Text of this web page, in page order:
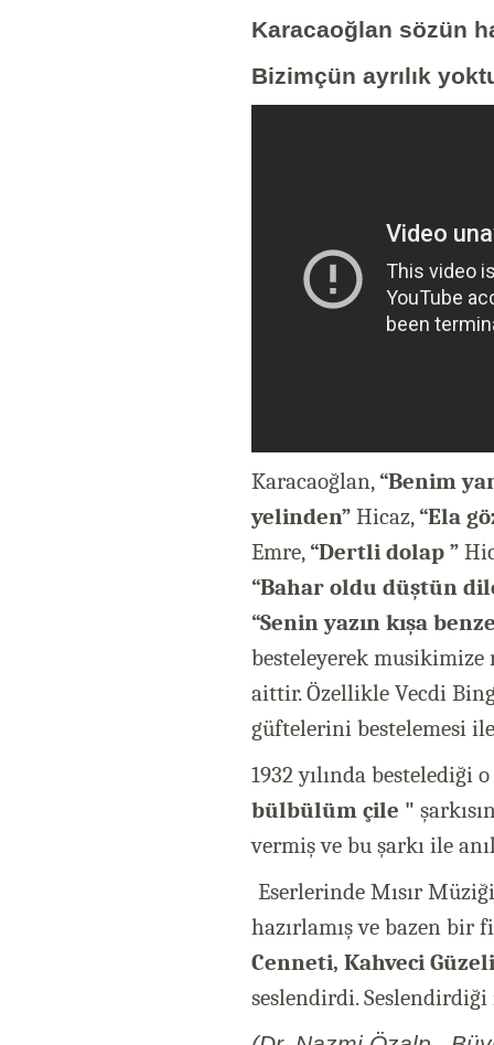
Karacaoğlan sözün
Bizimçün ayrılık
Karacaoğlan, “Benim
yelinden” Hicaz, “Ela
Emre, “Dertli dolap ”
“Bahar oldu düştün
“Senin yazın kışa
besteleyerek musikimize
aittir. Özellikle Vecdi
güftelerini bestelemesi
1932 yılında bestelediği
bülbülüm çile "
vermiş ve bu şarkı ile
Eserlerinde Mısır
hazırlamış ve bazen bir
Cenneti, Kahveci
seslendirdi.